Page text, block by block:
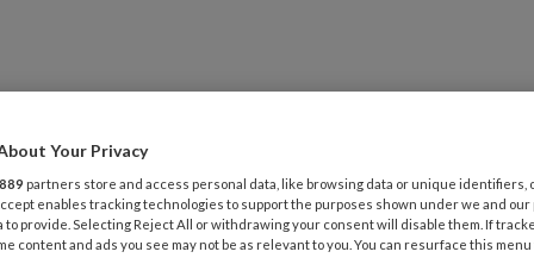
Ankana Spekkink | De beroepscode,
beroepscode komt uit mijn printer rollen. Het bekende
geformuleerde uitgangspunten voor goede zorg.
Your Privacy
889 partners store and access personal data, like browsing data or unique identifiers,
enables tracking technologies to support the purposes shown under we and
to provide. Selecting Reject All or withdrawing your consent will disable them. If
content and ads you see may not be as relevant to you. You can resurface this